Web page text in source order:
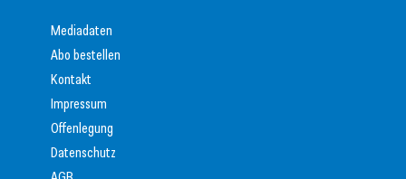
Mediadaten
Abo bestellen
Kontakt
Impressum
Offenlegung
Datenschutz